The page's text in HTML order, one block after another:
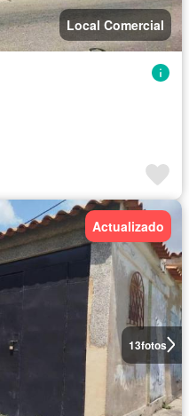
Local Comercial
13fotos
Actualizado